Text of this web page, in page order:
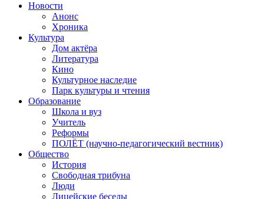
Новости
Анонс
Хроника
Культура
Дом актёра
Литература
Кино
Культурное наследие
Парк культуры и чтения
Образование
Школа и вуз
Учитель
Реформы
ПОЛЁТ (научно-педагогический вестник)
Общество
История
Свободная трибуна
Люди
Лицейские беседы